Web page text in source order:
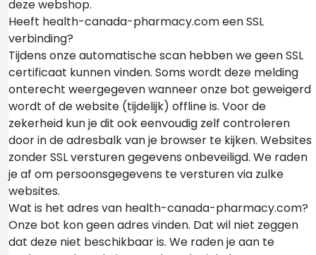
deze webshop.
Heeft health-canada-pharmacy.com een SSL
verbinding?
Tijdens onze automatische scan hebben we geen SSL
certificaat kunnen vinden. Soms wordt deze melding
onterecht weergegeven wanneer onze bot geweigerd
wordt of de website (tijdelijk) offline is. Voor de
zekerheid kun je dit ook eenvoudig zelf controleren
door in de adresbalk van je browser te kijken. Websites
zonder SSL versturen gegevens onbeveiligd. We raden
je af om persoonsgegevens te versturen via zulke
websites.
Wat is het adres van health-canada-pharmacy.com?
Onze bot kon geen adres vinden. Dat wil niet zeggen
dat deze niet beschikbaar is. We raden je aan te